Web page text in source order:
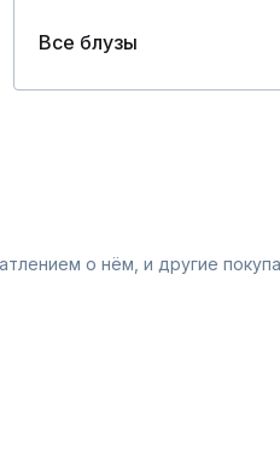
Все блузы
о нём, и другие